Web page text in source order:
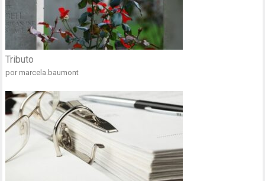
Tributo
por marcela.baumont